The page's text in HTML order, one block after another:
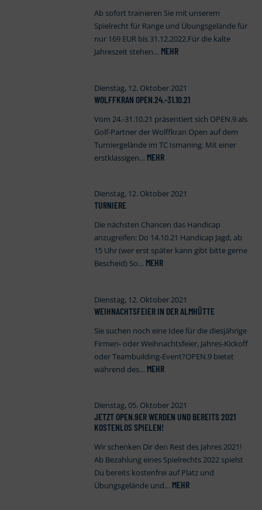
Ab sofort trainieren Sie mit unserem
Spielrecht für Range und Übungsgelände für
nur 169 EUR bis 31.12.2022.Für die kalte
Jahreszeit stehen… MEHR
Dienstag, 12. Oktober 2021
WOLFFKRAN OPEN 24.-31.10.21
Vom 24.-31.10.21 präsentiert sich OPEN.9 als
Golf-Partner der Wolffkran Open auf dem
Turniergelände im TC Ismaning. Mit einer
erstklassigen… MEHR
Dienstag, 12. Oktober 2021
TURNIERE
Die nächsten Chancen das Handicap
anzugreifen: Do 14.10.21 Handicap Jagd, ab
15 Uhr (wer erst später kann gibt bitte gerne
Bescheid) So… MEHR
Dienstag, 12. Oktober 2021
WEIHNACHTSFEIER IN DER ALMHÜTTE
Sie suchen noch eine Idee für die diesjährige
Firmen- oder Weihnachtsfeier, Jahres-Kickoff
oder Teambuilding-Event?OPEN.9 bietet
während des… MEHR
Dienstag, 05. Oktober 2021
JETZT OPEN.9ER WERDEN UND BEREITS 2021
KOSTENLOS SPIELEN!
Wir schenken Dir den Rest des Jahres 2021!
Ab Bezahlung eines Spielrechts 2022 spielst
Du bereits kostenfrei auf Platz und
Übungsgelände und… MEHR